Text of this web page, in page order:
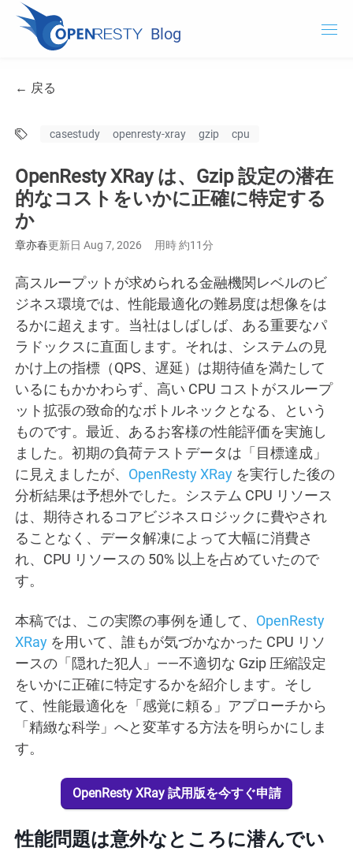
Blog
OpenResty Edge
ドキュメント
OpenResty XRay を試用する
← 戻る
casestudy openresty-xray gzip cpu
OpenResty XRay は、Gzip 設定の潜在
的なコストをいかに正確に特定する
か
章亦春更新日 Aug 7, 2026 用時 約11分
高スループットが求められる金融機関レベルのビ
ジネス環境では、性能最適化の難易度は想像をは
るかに超えます。当社はしばしば、ある重要なパ
ラドックスに直面します。それは、システムの見
かけ上の指標（QPS、遅延）は期待値を満たして
いるにもかかわらず、高い CPU コストがスループ
ット拡張の致命的なボトルネックとなる、という
ものです。最近、あるお客様の性能評価を実施し
ました。初期の負荷テストデータは「目標達成」
に見えましたが、 OpenResty XRay を実行した後の
分析結果は予想外でした。システム CPU リソース
は、期待されるコアビジネスロジックに費やされ
ることなく、データ解凍によって大幅に消費さ
れ、CPU リソースの 50% 以上を占めていたので
す。
本稿では、この実際の事例を通して、 OpenResty
XRay を用いて、誰もが気づかなかった CPU リソ
ースの「隠れた犯人」——不適切な Gzip 圧縮設定
をいかに正確に特定するかを紹介します。そし
て、性能最適化を「感覚に頼る」アプローチから
「精緻な科学」へと変革する方法を明らかにしま
す。
OpenResty XRay 試用版を今すぐ申請
性能問題は意外なところに潜んでい